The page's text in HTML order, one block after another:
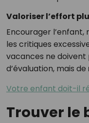
Valoriser l’effort
Encourager
les critiques
vacances ne doivent
d’évaluation, mais de
Votre enfant doit-il
Trouver le